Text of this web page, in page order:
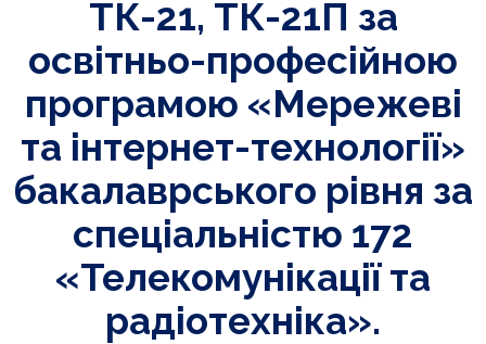
ТК-21, ТК-21П за
освітньо-професійною
програмою «Мережеві
та інтернет-технології»
бакалаврського рівня за
спеціальністю 172
«Телекомунікації та
радіотехніка».